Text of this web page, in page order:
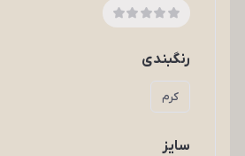
رنگبندی
کرم
سایز